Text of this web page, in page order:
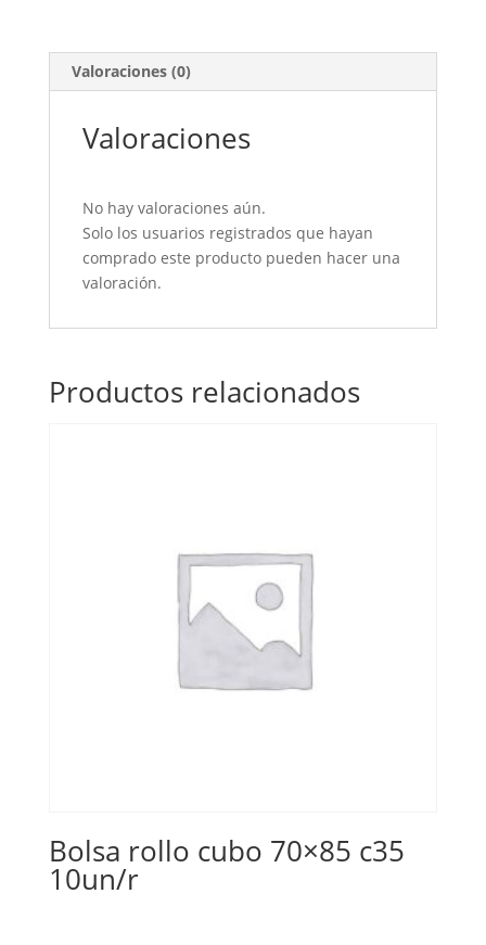
Valoraciones (0)
Valoraciones
No hay valoraciones aún.
Solo los usuarios registrados que hayan
comprado este producto pueden hacer una
valoración.
Productos relacionados
Bolsa rollo cubo 70×85 c35
10un/r